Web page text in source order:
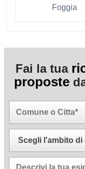
Foggia
Fai la tua
proposte